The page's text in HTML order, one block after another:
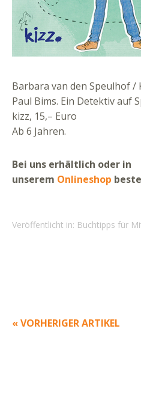
Barbara van den Speulhof
Paul Bims. Ein Detektiv auf
kizz, 15,– Euro
Ab 6 Jahren.
Bei uns erhältlich oder in
unserem Onlineshop
Veröffentlicht in: Buchtipps für
« VORHERIGER ARTIKEL